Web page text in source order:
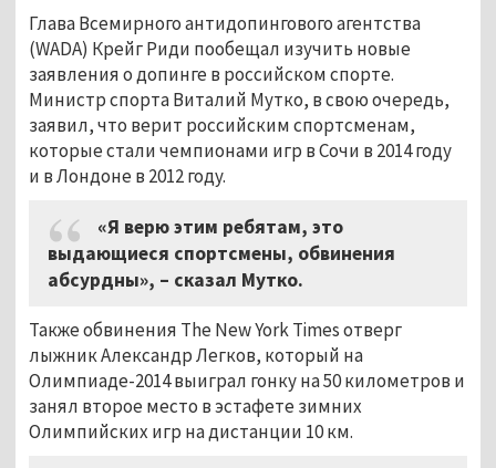
Глава Всемирного антидопингового агентства
(WADA) Крейг Риди пообещал изучить новые
заявления о допинге в российском спорте.
Министр спорта Виталий Мутко, в свою очередь,
заявил, что верит российским спортсменам,
которые стали чемпионами игр в Сочи в 2014 году
и в Лондоне в 2012 году.
«Я верю этим ребятам, это
выдающиеся спортсмены, обвинения
абсурдны», – сказал Мутко.
Также обвинения The New York Times отверг
лыжник Александр Легков, который на
Олимпиаде-2014 выиграл гонку на 50 километров и
занял второе место в эстафете зимних
Олимпийских игр на дистанции 10 км.